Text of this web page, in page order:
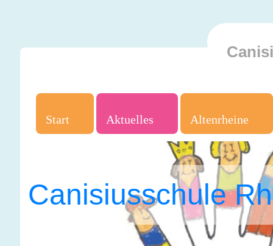
Start Aktuelles Altenrheine
Canisiusschule